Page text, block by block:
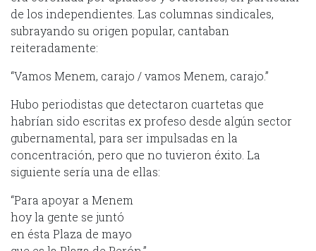
de los independientes. Las columnas sindicales,
subrayando su origen popular, cantaban
reiteradamente:
“Vamos Menem, carajo / vamos Menem, carajo.”
Hubo periodistas que detectaron cuartetas que
habrían sido escritas ex profeso desde algún sector
gubernamental, para ser impulsadas en la
concentración, pero que no tuvieron éxito. La
siguiente sería una de ellas:
“Para apoyar a Menem
hoy la gente se juntó
en ésta Plaza de mayo